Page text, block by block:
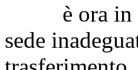
Tucci. Le
inaugurate il